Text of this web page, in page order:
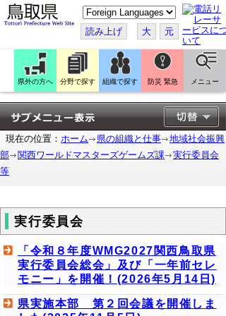
こ
の
ペ
ー
ジ
翻
訳
す
る
読み上げ 大 元
県外の方へ 分野で探す 組織で探す 防災 緊急 メニュー
現在の位置： ホーム 県の組織と仕事
地域社会振興
部
関西ワールドマスターズゲームズ課
実行委員会
等
実行委員会
「令和８年度WMG2027関西鳥取県
実行委員会総会」及び「一年前セレ
モニー」を開催！(2026年5月14日)
県実施本部 第２回会議を開催しま